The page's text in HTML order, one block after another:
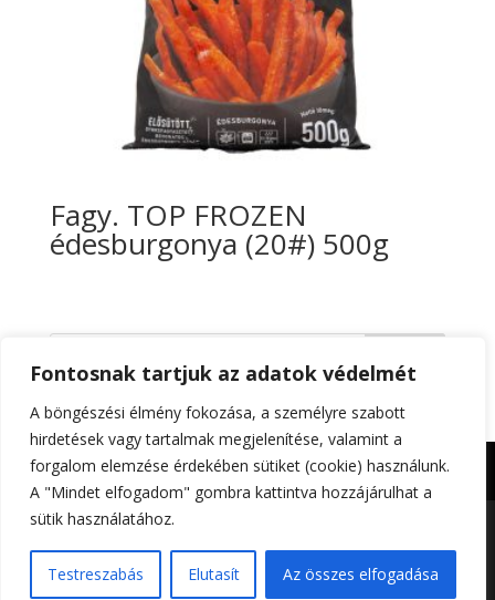
Fontosnak tartjuk az adatok védelmét
A böngészési élmény fokozása, a személyre szabott
hirdetések vagy tartalmak megjelenítése, valamint a
forgalom elemzése érdekében sütiket (cookie) használunk.
A "Mindet elfogadom" gombra kattintva hozzájárulhat a
sütik használatához.
Testreszabás Elutasít Az összes elfogadása
Fagy. TOP FROZEN
édesburgonya (20#) 500g
Impresszum Adatkezelési tájékoztató
Foltin-Globe 2023. | All rights reserved | Készítette:
Gitta Grafika